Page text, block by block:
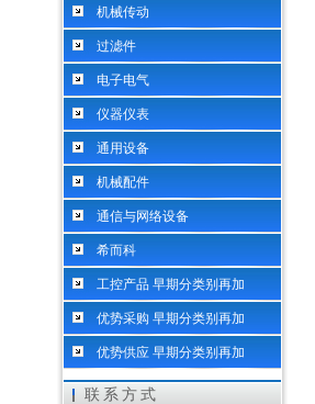
机械传动
过滤件
电子电气
仪器仪表
通用设备
机械配件
通信与网络设备
希而科
工控产品 早期分类别再加
优势采购 早期分类别再加
优势供应 早期分类别再加
联系方式